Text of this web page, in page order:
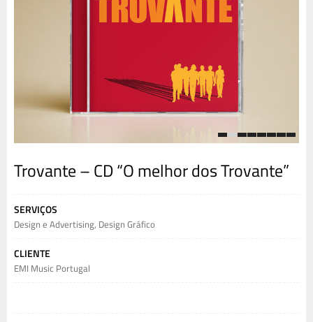
1 2 3 4 5 6 7 8
Trovante – CD “O melhor dos Trovante”
SERVIÇOS
Design e Advertising, Design Gráfico
CLIENTE
EMI Music Portugal